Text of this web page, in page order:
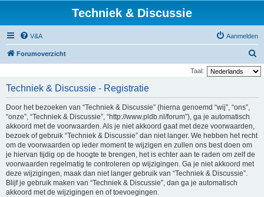
Techniek & Discussie
V&A Aanmelden
Forumoverzicht
o
Taal:
Techniek & Discussie - Registratie
Door het bezoeken van “Techniek & Discussie” (hierna genoemd “wij”, “ons”,
“onze”, “Techniek & Discussie”, “http://www.pldb.nl/forum”), ga je automatisch
akkoord met de voorwaarden. Als je niet akkoord gaat met deze voorwaarden,
bezoek of gebruik “Techniek & Discussie” dan niet langer. We hebben het recht
om de voorwaarden op ieder moment te wijzigen en zullen ons best doen om
je hiervan tijdig op de hoogte te brengen, het is echter aan te raden om zelf de
voorwaarden regelmatig te controleren op wijzigingen. Ga je niet akkoord met
deze wijzigingen, maak dan niet langer gebruik van “Techniek & Discussie”.
Blijf je gebruik maken van “Techniek & Discussie”, dan ga je automatisch
akkoord met de wijzigingen en of toevoegingen.